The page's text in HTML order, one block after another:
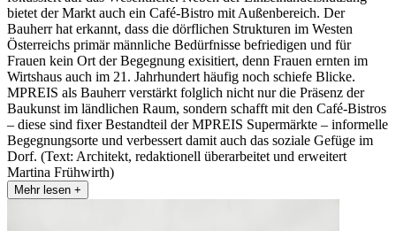
bietet der Markt auch ein Café-Bistro mit Außenbereich. Der
Bauherr hat erkannt, dass die dörflichen Strukturen im Westen
Österreichs primär männliche Bedürfnisse befriedigen und für
Frauen kein Ort der Begegnung exisitiert, denn Frauen ernten im
Wirtshaus auch im 21. Jahrhundert häufig noch schiefe Blicke.
MPREIS als Bauherr verstärkt folglich nicht nur die Präsenz der
Baukunst im ländlichen Raum, sondern schafft mit den Café-Bistros
– diese sind fixer Bestandteil der MPREIS Supermärkte – informelle
Begegnungsorte und verbessert damit auch das soziale Gefüge im
Dorf. (Text: Architekt, redaktionell überarbeitet und erweitert
Martina Frühwirth)
Mehr lesen +